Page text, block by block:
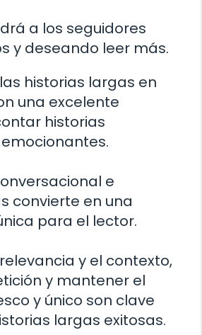
a los seguidores
y deseando leer más.
historias largas en
una excelente
historias
e
convierte en una
para el lector.
y el contexto,
y mantener el
y único son clave
largas exitosas.